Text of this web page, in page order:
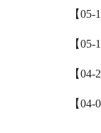
【05-
【05-
【04-
【04-